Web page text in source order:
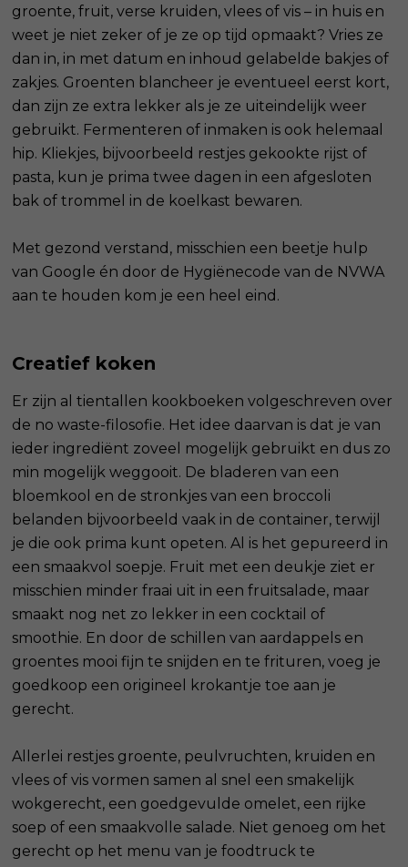
groente, fruit, verse kruiden, vlees of vis – in huis en
weet je niet zeker of je ze op tijd opmaakt? Vries ze
dan in, in met datum en inhoud gelabelde bakjes of
zakjes. Groenten blancheer je eventueel eerst kort,
dan zijn ze extra lekker als je ze uiteindelijk weer
gebruikt. Fermenteren of inmaken is ook helemaal
hip. Kliekjes, bijvoorbeeld restjes gekookte rijst of
pasta, kun je prima twee dagen in een afgesloten
bak of trommel in de koelkast bewaren.
Met gezond verstand, misschien een beetje hulp
van Google én door de Hygiënecode van de NVWA
aan te houden kom je een heel eind.
Creatief koken
Er zijn al tientallen kookboeken volgeschreven over
de no waste-filosofie. Het idee daarvan is dat je van
ieder ingrediënt zoveel mogelijk gebruikt en dus zo
min mogelijk weggooit. De bladeren van een
bloemkool en de stronkjes van een broccoli
belanden bijvoorbeeld vaak in de container, terwijl
je die ook prima kunt opeten. Al is het gepureerd in
een smaakvol soepje. Fruit met een deukje ziet er
misschien minder fraai uit in een fruitsalade, maar
smaakt nog net zo lekker in een cocktail of
smoothie. En door de schillen van aardappels en
groentes mooi fijn te snijden en te frituren, voeg je
goedkoop een origineel krokantje toe aan je
gerecht.
Allerlei restjes groente, peulvruchten, kruiden en
vlees of vis vormen samen al snel een smakelijk
wokgerecht, een goedgevulde omelet, een rijke
soep of een smaakvolle salade. Niet genoeg om het
gerecht op het menu van je foodtruck te